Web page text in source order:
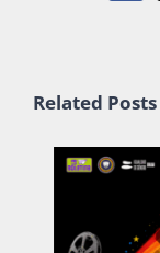
Related Posts